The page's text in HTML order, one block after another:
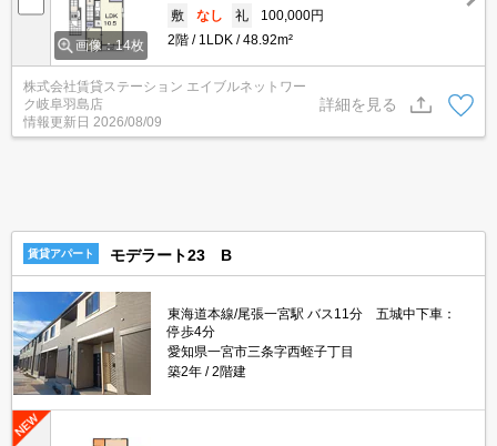
画像：14枚
敷
なし 礼
100,000円
2階
1LDK 48.92m²
株式会社賃貸ステーション エイブルネットワー
ク岐阜羽島店
情報更新日 2026/08/09
詳細を見る
賃貸アパート モデラート23 B
東海道本線/尾張一宮駅 バス11分 五城中下車：
停歩4分
愛知県一宮市三条字西蛭子丁目
築2年
2階建